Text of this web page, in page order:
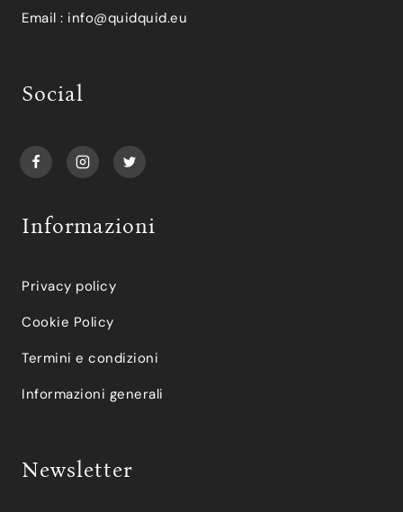
Email : info@quidquid.eu
Social
Informazioni
Privacy policy
Cookie Policy
Termini e condizioni
Informazioni generali
Newsletter